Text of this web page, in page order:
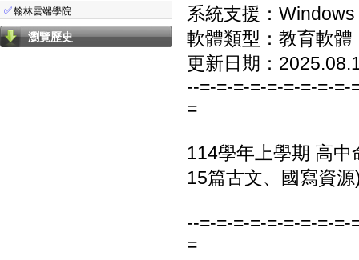
✅翰林雲端學院
瀏覽歷史
系統支援：
軟體類型：教育軟體
更新日期：
--=-=-=-=-=-=-=-=-=-
=
114學年上學期 高
15篇古文、國寫資
--=-=-=-=-=-=-=-=-=-
=